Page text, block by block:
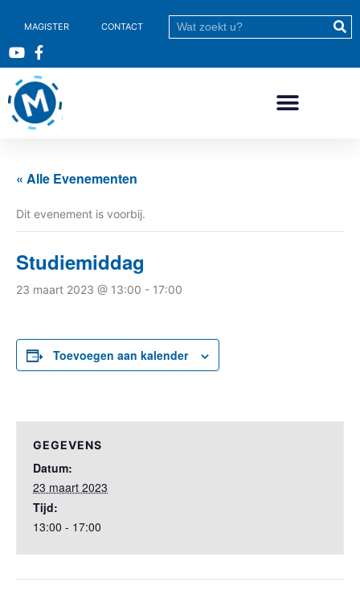
MAGISTER CONTACT
« Alle Evenementen
Dit evenement is voorbij.
Studiemiddag
23 maart 2023 @ 13:00 - 17:00
Toevoegen aan kalender
GEGEVENS
Datum:
23 maart 2023
Tijd:
13:00 - 17:00